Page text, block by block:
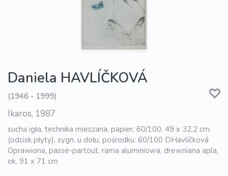
Daniela HAVLÍČKOVÁ
(1946 - 1999)
Ikaros, 1987
sucha igła, technika mieszana, papier, 60/100, 49 x 32,2 cm
(odcisk płyty), sygn. u dołu, pośrodku: 60/100 DHavlíčková
Oprawiona, passe-partout, rama aluminiowa, drewniana apla,
ok. 91 x 71 cm